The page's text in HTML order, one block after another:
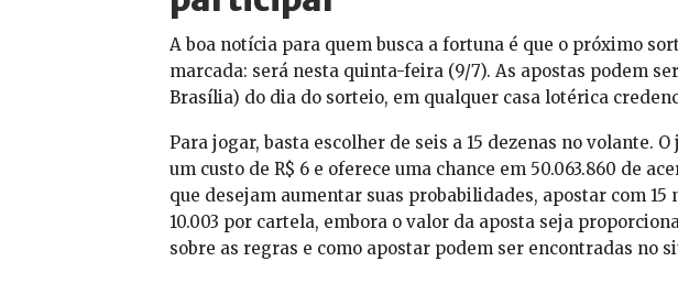
A boa notícia para quem busca a fortuna é que o próximo
marcada: será nesta quinta-feira (9/7). As apostas podem
Brasília) do dia do sorteio, em qualquer casa lotérica
Para jogar, basta escolher de seis a 15 dezenas no volante.
um custo de R$ 6 e oferece uma chance em 50.063.860 de
que desejam aumentar suas probabilidades, apostar com 15
10.003 por cartela, embora o valor da aposta seja
sobre as regras e como apostar podem ser encontradas no